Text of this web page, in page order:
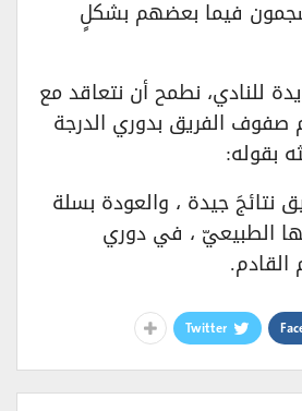
فيما بعضهم بشكلٍ
للنادي، نطمح أن نتعاقد مع
صفوف الفريق بدوري الدرجة
بقوله:
نتائجَ جيدة ، والعودة بسلة
الطبيعيّ ، في دوري
Twitter